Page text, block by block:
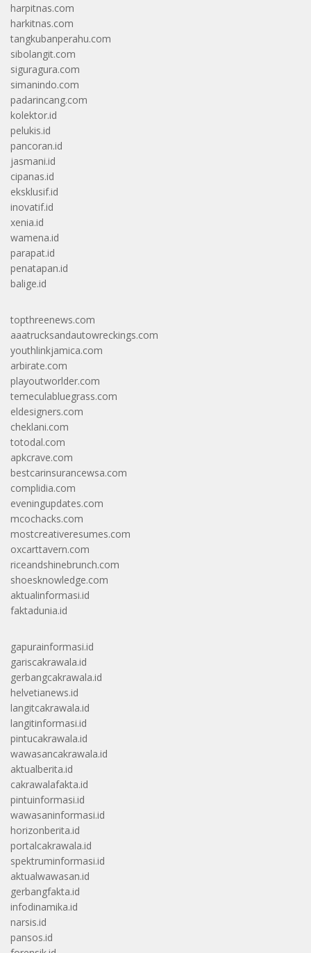
harpitnas.com
harkitnas.com
tangkubanperahu.com
sibolangit.com
siguragura.com
simanindo.com
padarincang.com
kolektor.id
pelukis.id
pancoran.id
jasmani.id
cipanas.id
eksklusif.id
inovatif.id
xenia.id
wamena.id
parapat.id
penatapan.id
balige.id
topthreenews.com
aaatrucksandautowreckings.com
youthlinkjamica.com
arbirate.com
playoutworlder.com
temeculabluegrass.com
eldesigners.com
cheklani.com
totodal.com
apkcrave.com
bestcarinsurancewsa.com
complidia.com
eveningupdates.com
mcochacks.com
mostcreativeresumes.com
oxcarttavern.com
riceandshinebrunch.com
shoesknowledge.com
aktualinformasi.id
faktadunia.id
gapurainformasi.id
gariscakrawala.id
gerbangcakrawala.id
helvetianews.id
langitcakrawala.id
langitinformasi.id
pintucakrawala.id
wawasancakrawala.id
aktualberita.id
cakrawalafakta.id
pintuinformasi.id
wawasaninformasi.id
horizonberita.id
portalcakrawala.id
spektruminformasi.id
aktualwawasan.id
gerbangfakta.id
infodinamika.id
narsis.id
pansos.id